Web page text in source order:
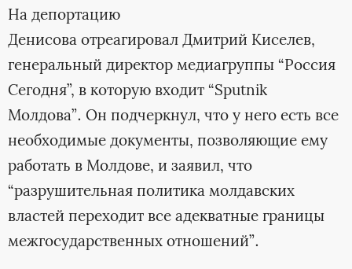
На депортацию
Денисова отреагировал Дмитрий Киселев,
генеральный директор медиагруппы “Россия
Сегодня”, в которую входит “Sputnik
Молдова”. Он подчеркнул, что у него есть все
необходимые документы, позволяющие ему
работать в Молдове, и заявил, что
“разрушительная политика молдавских
властей переходит все адекватные границы
межгосударственных отношений”.